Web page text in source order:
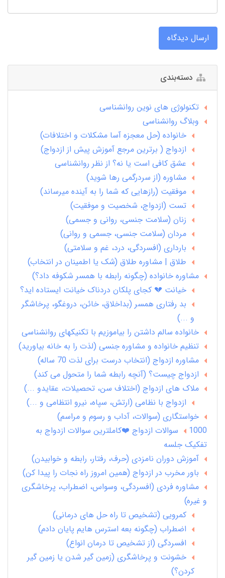
ارسال دیدگاه
دسته‌بندی
تکنولوژی های نوین روانشناسی
وبلاگ روانشناسی
خانواده (حل معجزه آسا مشکلات و اختلافات)
ازدواج ( برترین مرجع آموزش پیش از ازدواج)
عشق کافی است یا نه؟ از نظر روانشناسی
مشاوره (از سردرگمی رها شوید)
موفقیت (رازهایی که شما را به آینده میرساند)
تست (ازدواج، شخصیت و موفقیت)
زنان (سلامت جنسی، روانی و جسمی)
مردان (سلامت جنسی، جسمی و روانی)
بارداری (افسردگی، درد، غم و سلامتی)
طلاق | مشاوره طلاق (شک یا اطمینان در انتخاب)
مشاوره خانواده (چگونه رابطه با همسر شکوفه داد؟)
خیانت 💔 کجای پلکان دردناک خیانت ایستاده اید؟
بد رفتاری همسر (بداخلاق، خائن، دروغگو، پرخاشگر
و ...)
خانواده سالم داشتن را بیاموزیم با تکنیکهای روانشناسی
تنظیم خانواده و مشاوره جنسی (لذت را به خانه بیاورید)
مشاوره ازدواج (انتخاب درست برای لذت 70 ساله)
ازدواج چیست؟ (آنچه رابطه شما را متحول می کند)
ملاک های ازدواج (اختلاف سن، تحصیلات، عقایدو ...)
ازدواج با نظامی (ارتش، سپاه، نیرو انتظامی و ...)
خواستگاری (سوالات، آداب و رسوم و مراسم)
1000 سوالات ازدواج ❤️کاملترین سوالات ازدواج به
تفکیک جلسه
آموزش دوران نامزدی (حرف، رفتار، رابطه و خوابیدن)
باور مخرب در ازدواج (همین امروز راه نجات را پیدا کن)
مشاوره فردی (افسردگی، وسواس، اضطراب، پرخاشگری
و غیره)
کمرویی (تشخیص تا راه حل های درمانی)
اضطراب (چگونه بعه استرس هایم پایان دادم)
افسردگی (از تشخیص تا درمان انواع)
خشونت و پرخاشگری (زمین گیر شدن یا زمین گیر
کردن؟)